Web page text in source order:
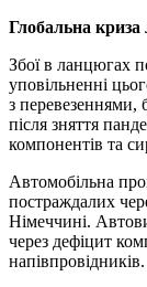
Глобальна криза
Збої в ланцюгах
уповільненні
з перевезеннями,
після зняття
компонентів та
Автомобільна
постраждалих
Німеччині.
через дефіцит
напівпровідників.